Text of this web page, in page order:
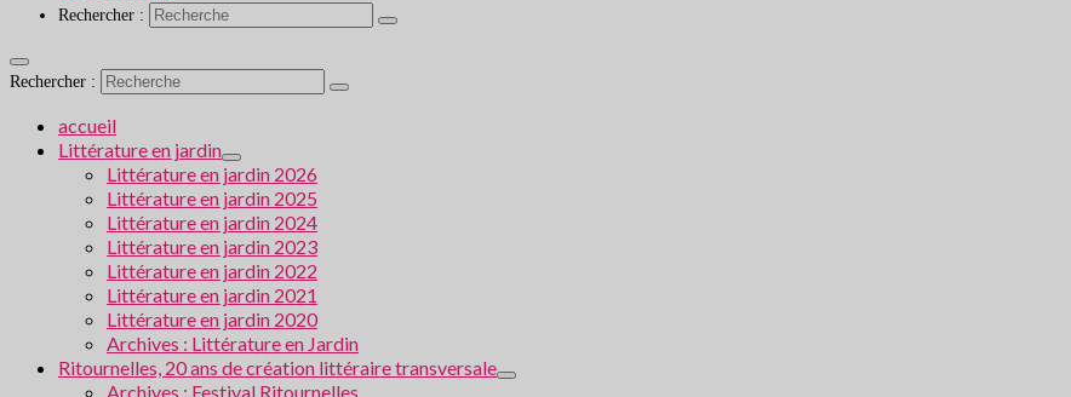
Rechercher :
Rechercher :
accueil
Littérature en jardin
Littérature en jardin 2026
Littérature en jardin 2025
Littérature en jardin 2024
Littérature en jardin 2023
Littérature en jardin 2022
Littérature en jardin 2021
Littérature en jardin 2020
Archives : Littérature en Jardin
Ritournelles, 20 ans de création littéraire transversale
Archives : Festival Ritournelles